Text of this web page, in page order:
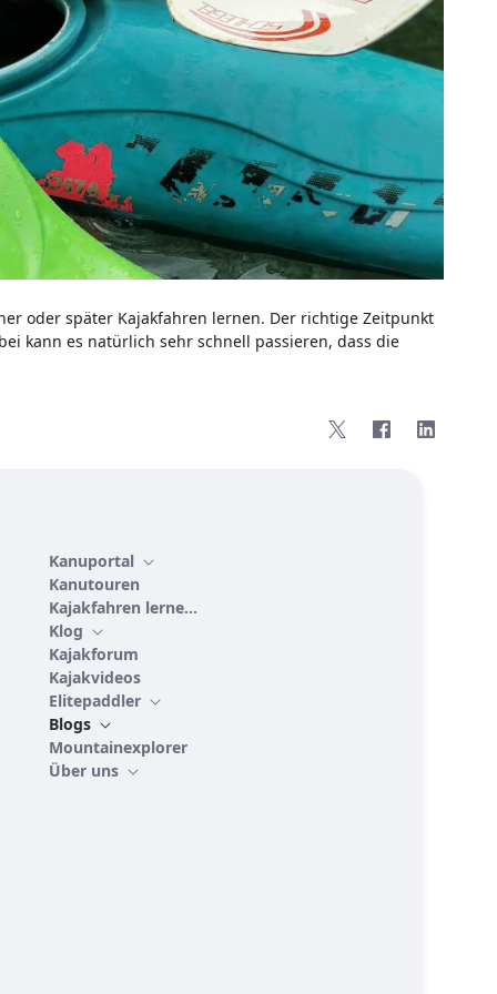
oder später Kajakfahren lernen. Der richtige Zeitpunkt
kann es natürlich sehr schnell passieren, dass die
Kanuportal
Kanutouren
Kajakfahren lernen
Klog
Kajakforum
Kajakvideos
Elitepaddler
Blogs
Mountainexplorer
Über uns